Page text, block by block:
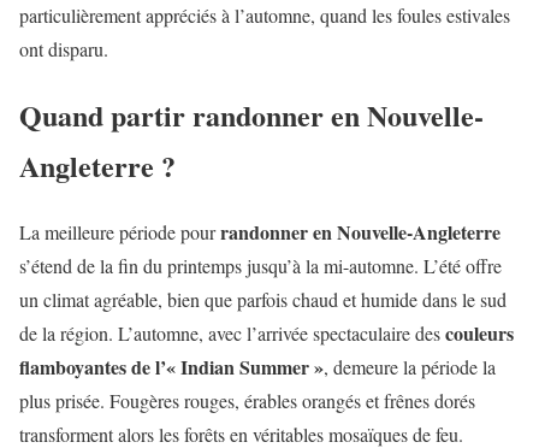
particulièrement appréciés à l’automne, quand les foules estivales
ont disparu.
Quand partir randonner en Nouvelle-
Angleterre ?
La meilleure période pourrandonner en Nouvelle-Angleterre
s’étend de la fin du printemps jusqu’à la mi-automne. L’été offre
un climat agréable, bien que parfois chaud et humide dans le sud
de la région. L’automne, avec l’arrivée spectaculaire descouleurs
flamboyantes de l’« Indian Summer », demeure la période la
plus prisée. Fougères rouges, érables orangés et frênes dorés
transforment alors les forêts en véritables mosaïques de feu.